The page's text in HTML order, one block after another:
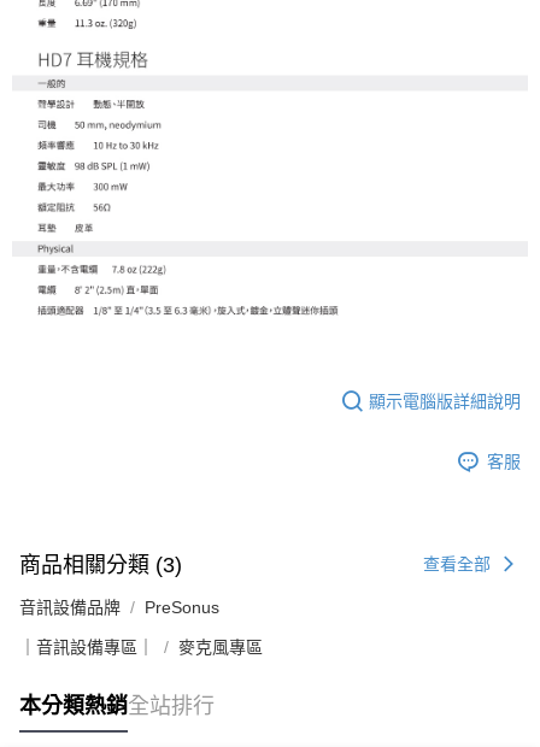
顯示電腦版詳細說明
客服
商品相關分類 (3) 查看全部
音訊設備品牌 PreSonus
｜音訊設備專區｜ 麥克風專區
本分類熱銷全站排行